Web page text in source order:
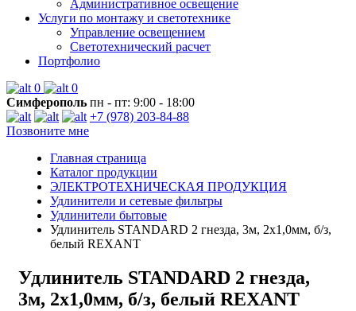
Административное освещение
Услуги по монтажу и светотехнике
Управление освещением
Светотехнический расчет
Портфолио
0
0
Симферополь пн - пт: 9:00 - 18:00
+7 (978) 203-84-88
Позвоните мне
Главная страница
Каталог продукции
ЭЛЕКТРОТЕХНИЧЕСКАЯ ПРОДУКЦИЯ
Удлинители и сетевые фильтры
Удлинители бытовые
Удлинитель STANDARD 2 гнезда, 3м, 2х1,0мм, б/з,
белый REXANT
Удлинитель STANDARD 2 гнезда,
3м, 2х1,0мм, б/з, белый REXANT